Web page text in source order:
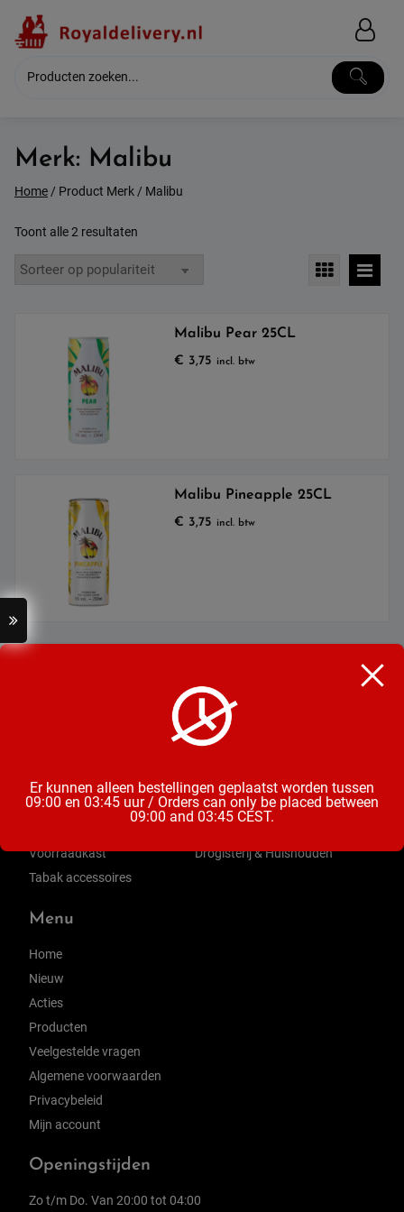
content
Merk: Malibu
Home/ Product Merk / Malibu
Toont alle 2 resultaten
populariteit
Malibu Pear 25CL
€ 3,75 incl. btw
Malibu Pineapple 25CL
€ 3,75 incl. btw
Wijn
Groente & Fruit
Voorraadkast
Tabak accessoires
Mix & Aperitieven Drankjes
Snoep, Chocolade & Koek
Diepvries
Drogisterij & Huishouden
Menu
Home
Nieuw
Acties
Producten
Veelgestelde vragen
Algemene voorwaarden
Privacybeleid
Mijn account
Openingstijden
Zo t/m Do. Van 20:00 tot 04:00
Er kunnen alleen bestellingen geplaatst worden tussen
09:00 en 03:45 uur / Orders can only be placed between
09:00 and 03:45 CEST.